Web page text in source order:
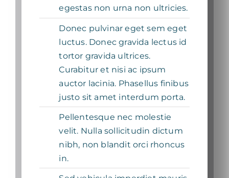
egestas non urna non ultricies.
Donec pulvinar eget sem eget
luctus. Donec gravida lectus id
tortor gravida ultrices.
Curabitur et nisi ac ipsum
auctor lacinia. Phasellus finibus
justo sit amet interdum porta.
Pellentesque nec molestie
velit. Nulla sollicitudin dictum
nibh, non blandit orci rhoncus
in.